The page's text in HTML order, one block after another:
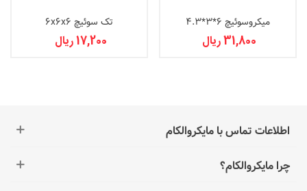
میکروسوئیچ 6*3*4.3
31,800 ریال
تک سوئيچ 6x6x6
17,200 ریال
اطلاعات تماس با مایکروالکام
چرا مایکروالکام؟